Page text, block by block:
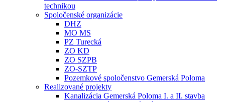
technikou
Spoločenské organizácie
DHZ
MO MS
PZ Turecká
ZO KD
ZO SZPB
ZO-SZTP
Pozemkové spoločenstvo Gemerská Poloma
Realizované projekty
Kanalizácia Gemerská Poloma I. a II. stavba